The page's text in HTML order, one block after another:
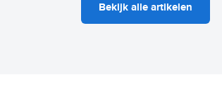
Bekijk alle artikelen